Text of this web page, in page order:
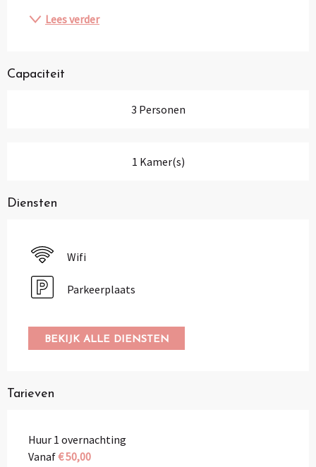
Lees verder
Capaciteit
3 Personen
1 Kamer(s)
Diensten
Wifi
Parkeerplaats
BEKIJK ALLE DIENSTEN
Tarieven
Huur 1 overnachting
Vanaf€ 50,00